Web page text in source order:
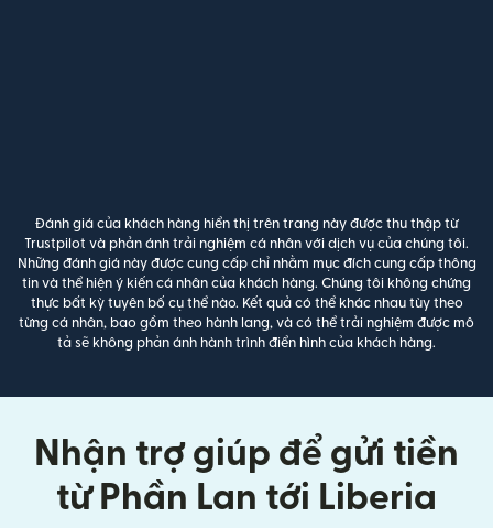
Đánh giá của khách hàng hiển thị trên trang này được thu thập từ
Trustpilot và phản ánh trải nghiệm cá nhân với dịch vụ của chúng tôi.
Những đánh giá này được cung cấp chỉ nhằm mục đích cung cấp thông
tin và thể hiện ý kiến cá nhân của khách hàng. Chúng tôi không chứng
thực bất kỳ tuyên bố cụ thể nào. Kết quả có thể khác nhau tùy theo
từng cá nhân, bao gồm theo hành lang, và có thể trải nghiệm được mô
tả sẽ không phản ánh hành trình điển hình của khách hàng.
Nhận trợ giúp để gửi tiền
từ Phần Lan tới Liberia